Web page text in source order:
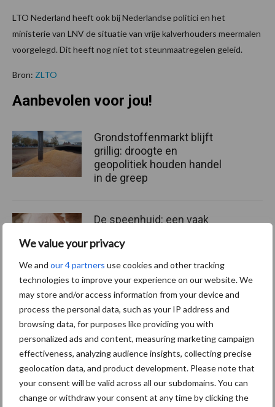
We value your privacy
We and our 4 partners use cookies and other tracking
technologies to improve your experience on our website. We
may store and/or access information from your device and
process the personal data, such as your IP address and
browsing data, for purposes like providing you with
personalized ads and content, measuring marketing campaign
effectiveness, analyzing audience insights, collecting precise
geolocation data, and product development. Please note that
your consent will be valid across all our subdomains. You can
change or withdraw your consent at any time by clicking the
LTO Nederland heeft ook bij Nederlandse politici en het
ministerie van LNV de situatie van vrije kalverhouders meermalen
voorgelegd. Dit heeft nog niet tot steunmaatregelen geleid.
Bron: ZLTO
Aanbevolen voor jou!
Grondstoffenmarkt blijft
grillig: droogte en
geopolitiek houden handel
in de greep
De speenhuid: een vaak
voor mastitis
ForFarmers ziet volume en
marktaandeel groeien in
krimpende Nederlandse
markt
Diergezondheid Bemesting Fokkerij